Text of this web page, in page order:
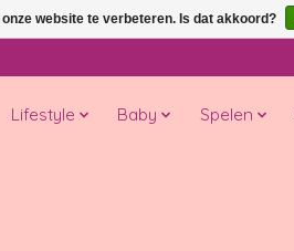
Lifestyle Baby Spelen
website te verbeteren. Is dat akkoord?